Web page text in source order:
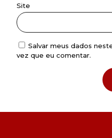
Site
Salvar meus dados
vez que eu comentar.